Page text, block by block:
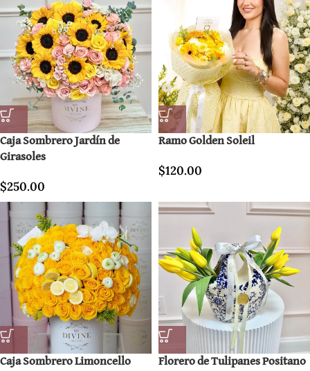
Caja Sombrero Jardín de
Girasoles
$250.00
Ramo Golden Soleil
$120.00
Caja Sombrero Limoncello
Florero de Tulipanes Positano